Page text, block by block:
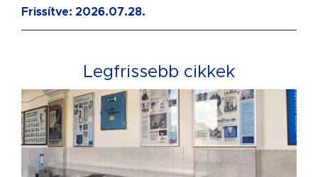
Frissítve: 2026.07.28.
Legfrissebb cikkek